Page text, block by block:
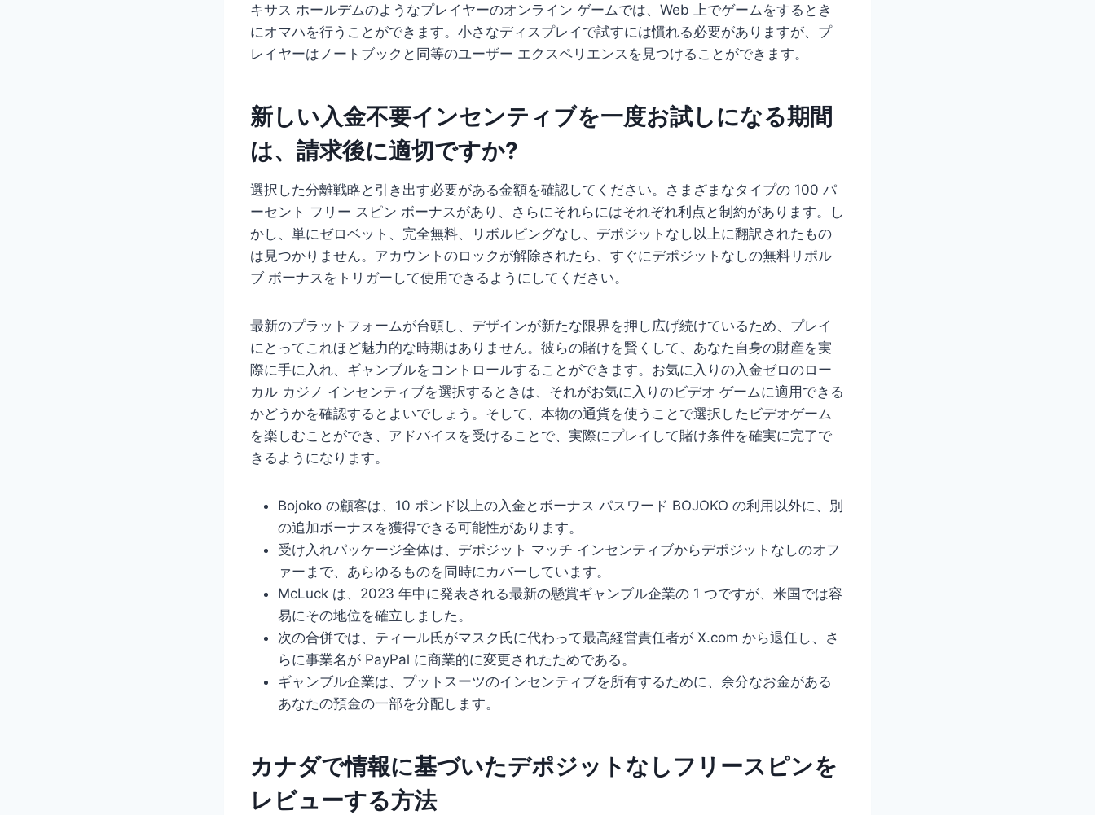
キサス ホールデムのようなプレイヤーのオンライン ゲームでは、Web 上でゲームをするとき
にオマハを行うことができます。小さなディスプレイで試すには慣れる必要がありますが、プ
レイヤーはノートブックと同等のユーザー エクスペリエンスを見つけることができます。
新しい入金不要インセンティブを一度お試しになる期間
は、請求後に適切ですか?
選択した分離戦略と引き出す必要がある金額を確認してください。さまざまなタイプの 100 パ
ーセント フリー スピン ボーナスがあり、さらにそれらにはそれぞれ利点と制約があります。し
かし、単にゼロベット、完全無料、リボルビングなし、デポジットなし以上に翻訳されたもの
は見つかりません。アカウントのロックが解除されたら、すぐにデポジットなしの無料リボル
ブ ボーナスをトリガーして使用できるようにしてください。
最新のプラットフォームが台頭し、デザインが新たな限界を押し広げ続けているため、プレイ
にとってこれほど魅力的な時期はありません。彼らの賭けを賢くして、あなた自身の財産を実
際に手に入れ、ギャンブルをコントロールすることができます。お気に入りの入金ゼロのロー
カル カジノ インセンティブを選択するときは、それがお気に入りのビデオ ゲームに適用できる
かどうかを確認するとよいでしょう。そして、本物の通貨を使うことで選択したビデオゲーム
を楽しむことができ、アドバイスを受けることで、実際にプレイして賭け条件を確実に完了で
きるようになります。
Bojoko の顧客は、10 ポンド以上の入金とボーナス パスワード BOJOKO の利用以外に、別
の追加ボーナスを獲得できる可能性があります。
受け入れパッケージ全体は、デポジット マッチ インセンティブからデポジットなしのオフ
ァーまで、あらゆるものを同時にカバーしています。
McLuck は、2023 年中に発表される最新の懸賞ギャンブル企業の 1 つですが、米国では容
易にその地位を確立しました。
次の合併では、ティール氏がマスク氏に代わって最高経営責任者が X.com から退任し、さ
らに事業名が PayPal に商業的に変更されたためである。
ギャンブル企業は、プットスーツのインセンティブを所有するために、余分なお金がある
あなたの預金の一部を分配します。
カナダで情報に基づいたデポジットなしフリースピンを
レビューする方法